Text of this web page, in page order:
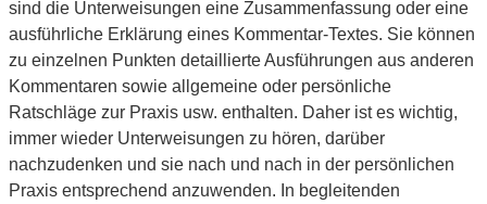
sind die Unterweisungen eine Zusammenfassung oder eine
ausführliche Erklärung eines Kommentar-Textes. Sie können
zu einzelnen Punkten detaillierte Ausführungen aus anderen
Kommentaren sowie allgemeine oder persönliche
Ratschläge zur Praxis usw. enthalten. Daher ist es wichtig,
immer wieder Unterweisungen zu hören, darüber
nachzudenken und sie nach und nach in der persönlichen
Praxis entsprechend anzuwenden. In begleitenden